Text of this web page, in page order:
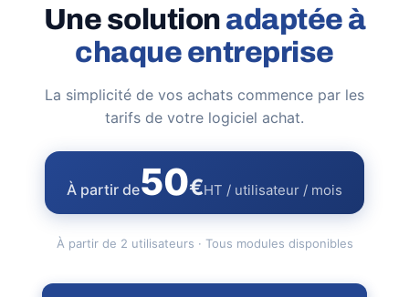
Une solution adaptée à
chaque entreprise
La simplicité de vos achats commence par les
tarifs de votre logiciel achat.
À partir de50€HT / utilisateur / mois
À partir de 2 utilisateurs · Tous modules disponibles